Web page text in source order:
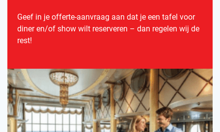
Geef in je offerte-aanvraag aan dat je een tafel voor
diner en/of show wilt reserveren – dan regelen wij de
rest!